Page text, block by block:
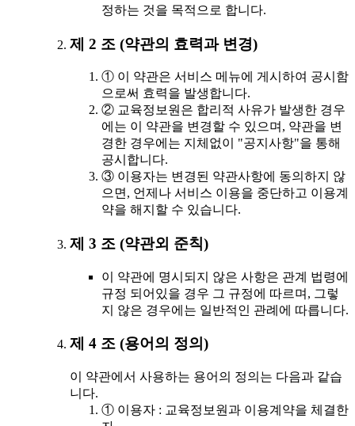
정하는 것을 목적으로 합니다.
제 2 조 (약관의 효력과 변경)
① 이 약관은 서비스 메뉴에 게시하여 공시함
으로써 효력을 발생합니다.
② 교육정보원은 합리적 사유가 발생한 경우
에는 이 약관을 변경할 수 있으며, 약관을 변
경한 경우에는 지체없이 "공지사항"을 통해
공시합니다.
③ 이용자는 변경된 약관사항에 동의하지 않
으면, 언제나 서비스 이용을 중단하고 이용계
약을 해지할 수 있습니다.
제 3 조 (약관외 준칙)
이 약관에 명시되지 않은 사항은 관계 법령에
규정 되어있을 경우 그 규정에 따르며, 그렇
지 않은 경우에는 일반적인 관례에 따릅니다.
제 4 조 (용어의 정의)
이 약관에서 사용하는 용어의 정의는 다음과 같습
니다.
① 이용자 : 교육정보원과 이용계약을 체결한